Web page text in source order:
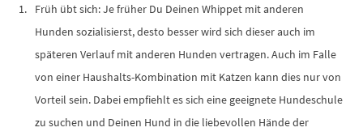
Früh übt sich: Je früher Du Deinen Whippet mit anderen
Hunden sozialisierst, desto besser wird sich dieser auch im
späteren Verlauf mit anderen Hunden vertragen. Auch im Falle
von einer Haushalts-Kombination mit Katzen kann dies nur von
Vorteil sein. Dabei empfiehlt es sich eine geeignete Hundeschule
zu suchen und Deinen Hund in die liebevollen Hände der